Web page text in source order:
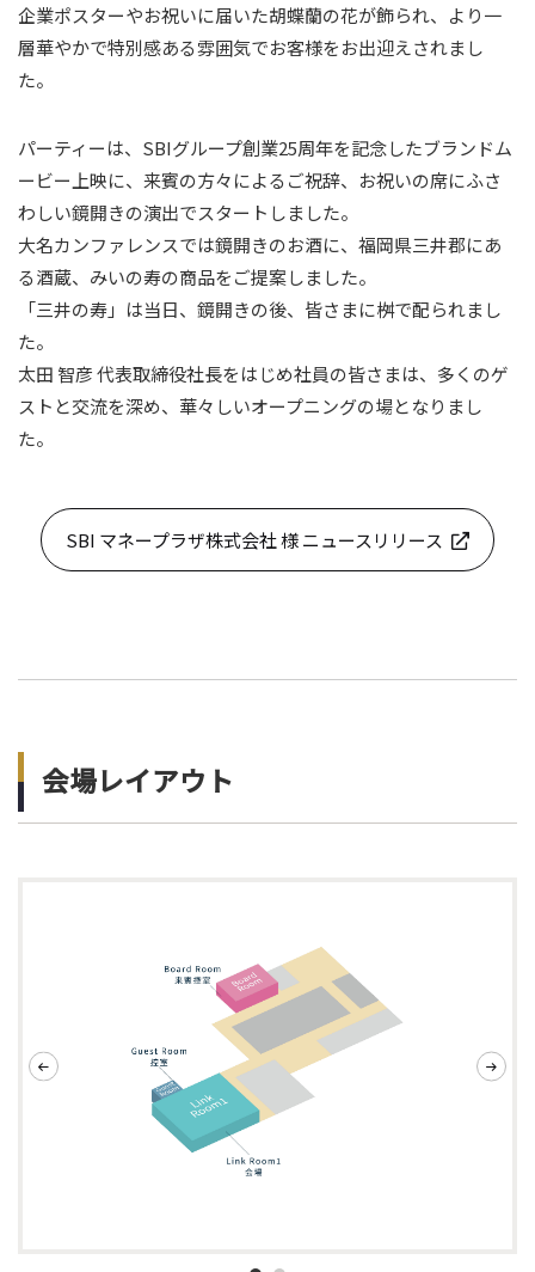
企業ポスターやお祝いに届いた胡蝶蘭の花が飾られ、より一
層華やかで特別感ある雰囲気でお客様をお出迎えされまし
た。
パーティーは、SBIグループ創業25周年を記念したブランドム
ービー上映に、来賓の方々によるご祝辞、お祝いの席にふさ
わしい鏡開きの演出でスタートしました。
大名カンファレンスでは鏡開きのお酒に、福岡県三井郡にあ
る酒蔵、みいの寿の商品をご提案しました。
「三井の寿」は当日、鏡開きの後、皆さまに桝で配られまし
た。
太田 智彦 代表取締役社長をはじめ社員の皆さまは、多くのゲ
ストと交流を深め、華々しいオープニングの場となりまし
た。
SBI マネープラザ株式会社 様 ニュースリリース
会場レイアウト